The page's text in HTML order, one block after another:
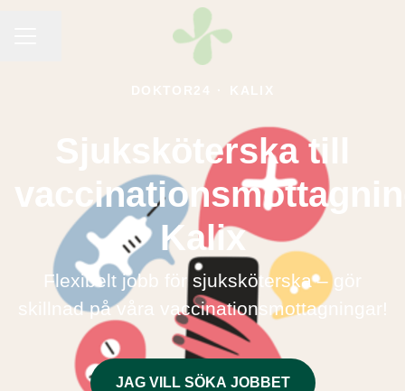
Sjuksköterska till
Kalix
Flexibelt jobb för sjuksköterska – gör
skillnad på våra vaccinationsmottagningar!
JAG VILL SÖKA JOBBET